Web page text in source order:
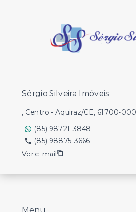
Menu
Sérgio Silveira Imóveis
, Centro - Aquiraz/CE, 61700-000
(85) 98721-3848
(85) 98875-3666
Ver e-mail